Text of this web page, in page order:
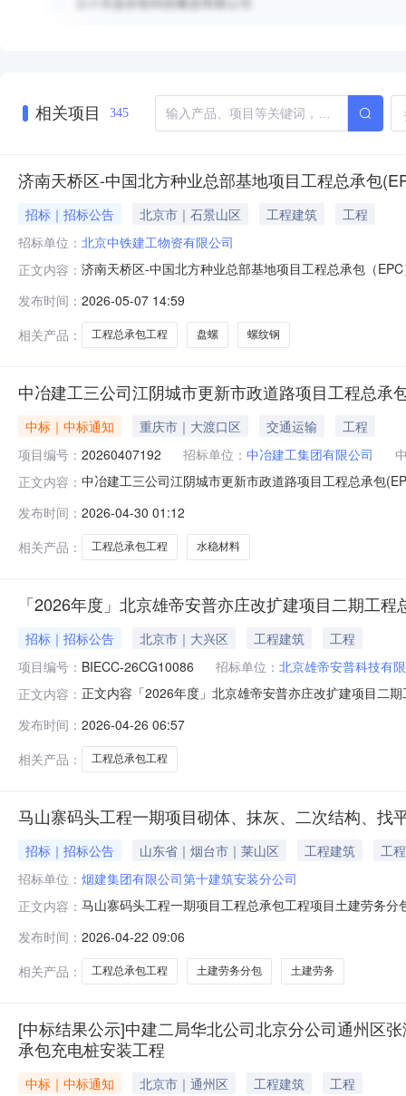
相关项目 345
济南天桥区-中国北方种业总部基地项目工程总承包
招标｜招标公告 北京市｜石景山区 工程建筑
工程
招标单位： 北京中铁建工物资有限公司
正文内容： 济南天桥区-中国北方种业总部基地项目工程总承包（
系方式：15890523707付款条件：货到付款竞价说明：
发布时间： 2026-05-07 14:59
相关产品：
工程总承包工程 盘螺 螺纹钢
中冶建工三公司江阴城市更新市政道路项目工程总
中标｜中标通知 重庆市｜大渡口区 交通运输
工程
项目编号： 20260407192 招标单位： 中冶建工集团有限公司
正文内容： 中冶建工三公司江阴城市更新市政道路项目工程总承包
城市更新市政道路项目工程总承包(EPC)工程项目毗陵
发布时间： 2026-04-30 01:12
相关产品：
工程总承包工程 水稳材料
「2026年度」北京雄帝安普亦庄改扩建项目二期工
招标｜招标公告 北京市｜大兴区 工程建筑
工程
项目编号： BIECC-26CG10086 招标单位： 北京雄帝安普科技有
正文内容： 正文内容「2026年度」北京雄帝安普亦庄改扩建项目二
（备）（2025）194号）（批文名称及编号)批准建设，
招标条件，现对该工
发布时间： 2026-04-26 06:57
相关产品：
工程总承包工程
马山寨码头工程一期项目砌体、抹灰、二次结构、找
招标｜招标公告 山东省｜烟台市｜莱山区 工程建筑
工程
招标单位： 烟建集团有限公司第十建筑安装分公司
正文内容： 马山寨码头工程一期项目工程总承包工程项目土建劳务
施工内容，具体详见招标文件清单。3.投标人资格要求
标。联合体投标的，应满足下列要
发布时间： 2026-04-22 09:06
相关产品：
工程总承包工程 土建劳务分包 土建劳务
[中标结果公示]中建二局华北公司北京分公司通州区
承包充电桩安装工程
中标｜中标通知 北京市｜通州区 工程建筑
工程